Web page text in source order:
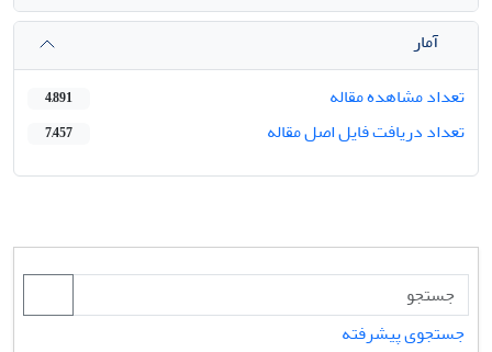
آمار
تعداد مشاهده مقاله
4,891
تعداد دریافت فایل اصل مقاله 7,457
جستجوی پیشرفته